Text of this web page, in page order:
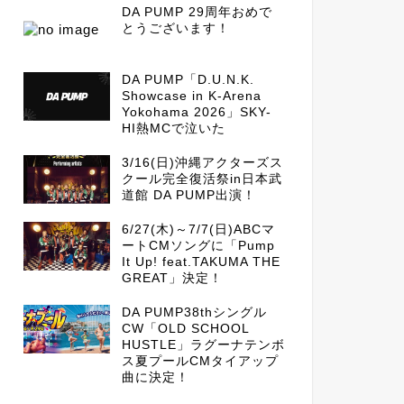
DA PUMP 29周年おめで
とうございます！
DA PUMP「D.U.N.K.
Showcase in K-Arena
Yokohama 2026」SKY-
HI熱MCで泣いた
3/16(日)沖縄アクターズス
クール完全復活祭in日本武
道館 DA PUMP出演！
6/27(木)～7/7(日)ABCマ
ートCMソングに「Pump
It Up! feat.TAKUMA THE
GREAT」決定！
DA PUMP38thシングル
CW「OLD SCHOOL
HUSTLE」ラグーナテンボ
ス夏プールCMタイアップ
曲に決定！